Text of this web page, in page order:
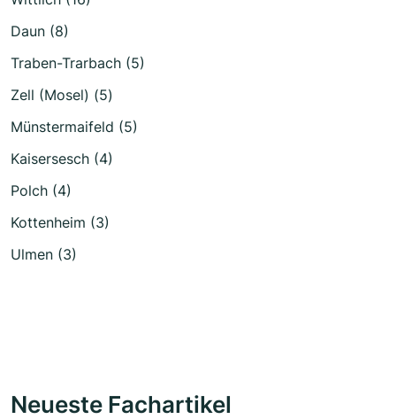
Daun (8)
Traben-Trarbach (5)
Zell (Mosel) (5)
Münstermaifeld (5)
Kaisersesch (4)
Polch (4)
Kottenheim (3)
Ulmen (3)
Neueste Fachartikel